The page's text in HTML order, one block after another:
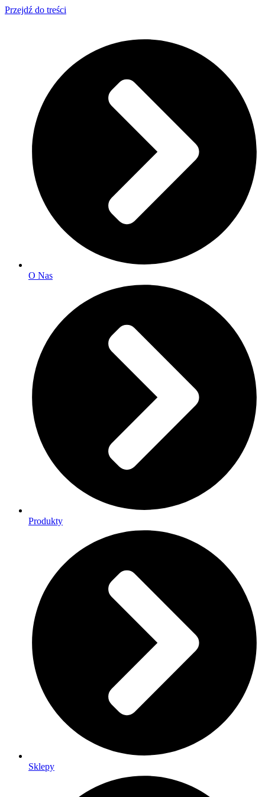
Przejdź do treści
O Nas
Produkty
Sklepy